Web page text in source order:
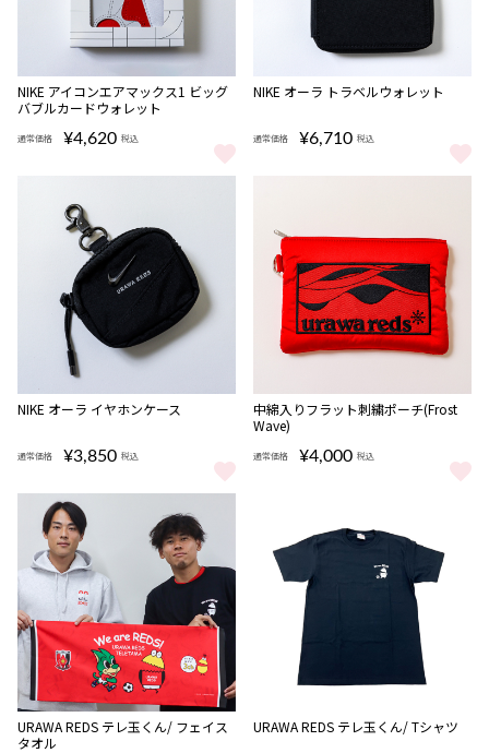
NIKE アイコンエアマックス1 ビッグ
バブルカードウォレット
通常価格 ¥4,620 税込
NIKE アイコンエアマックス1 ビッグバブルカードウォレット をもっ
NIKE オーラ トラベルウォレット
通常価格 ¥6,710 税込
NIKE オーラ トラベルウォレット
NIKE オーラ イヤホンケース
通常価格 ¥3,850 税込
NIKE オーラ イヤホンケース をもっと見る
中綿入りフラット刺繍ポーチ(Frost
Wave)
通常価格 ¥4,000 税込
中綿入りフラット刺繍ポーチ
URAWA REDS テレ玉くん/ フェイス
タオル
URAWA REDS テレ玉くん/ Tシャツ